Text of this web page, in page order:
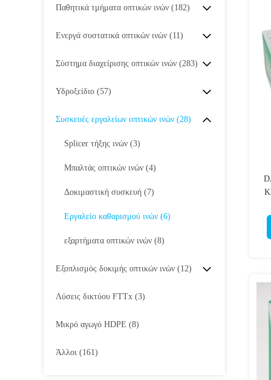
Παθητικά τμήματα οπτικών ινών (182)
Ενεργά συστατικά οπτικών ινών (11)
Σύστημα διαχείρισης οπτικών ινών (283)
Υδροξείδιο (57)
Συσκευές εργαλείων οπτικών ινών (28)
Splicer τήξης ινών (3)
Μπαλτάς οπτικών ινών (4)
Δοκιμαστική συσκευή (7)
Εργαλείο καθαρισμού ινών (6)
εξαρτήματα οπτικών ινών (8)
Εξοπλισμός δοκιμής οπτικών ινών (12)
Λύσεις δικτύου FTTx (3)
Μικρό αγωγό HDPE (8)
Άλλοι (161)